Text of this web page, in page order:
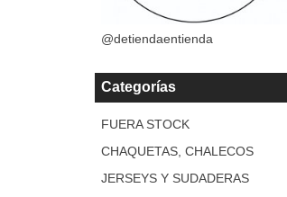
@detiendaentienda
Categorías
FUERA STOCK
CHAQUETAS, CHALECOS
JERSEYS Y SUDADERAS